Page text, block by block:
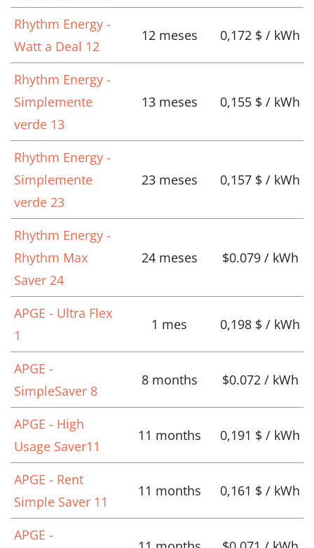
Rhythm Energy -
Watt a Deal 12
12 meses 0,172 $ / kWh
Rhythm Energy -
Simplemente
verde 13
13 meses 0,155 $ / kWh
Rhythm Energy -
Simplemente
verde 23
23 meses 0,157 $ / kWh
Rhythm Energy -
Rhythm Max
Saver 24
24 meses $0.079 / kWh
APGE - Ultra Flex
1
1 mes 0,198 $ / kWh
APGE -
SimpleSaver 8
8 months $0.072 / kWh
APGE - High
Usage Saver11
11 months 0,191 $ / kWh
APGE - Rent
Simple Saver 11
11 months 0,161 $ / kWh
APGE -